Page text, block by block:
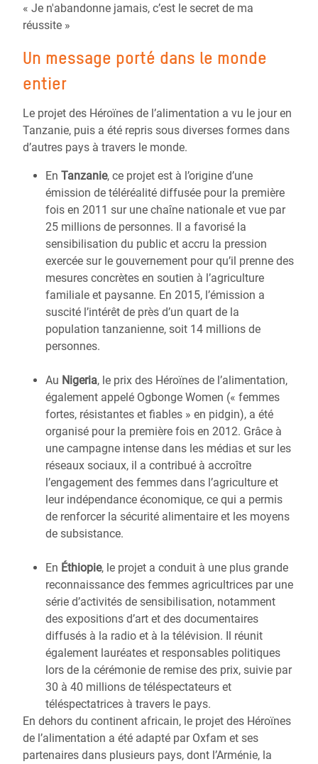
« Je n'abandonne jamais, c’est le secret de ma
réussite »
Un message porté dans le monde
entier
Le projet des Héroïnes de l’alimentation a vu le jour en
Tanzanie, puis a été repris sous diverses formes dans
d’autres pays à travers le monde.
En Tanzanie, ce projet est à l’origine d’une
émission de téléréalité diffusée pour la première
fois en 2011 sur une chaîne nationale et vue par
25 millions de personnes. Il a favorisé la
sensibilisation du public et accru la pression
exercée sur le gouvernement pour qu’il prenne des
mesures concrètes en soutien à l’agriculture
familiale et paysanne. En 2015, l’émission a
suscité l’intérêt de près d’un quart de la
population tanzanienne, soit 14 millions de
personnes.
Au Nigeria, le prix des Héroïnes de l’alimentation,
également appelé Ogbonge Women (« femmes
fortes, résistantes et fiables » en pidgin), a été
organisé pour la première fois en 2012. Grâce à
une campagne intense dans les médias et sur les
réseaux sociaux, il a contribué à accroître
l’engagement des femmes dans l’agriculture et
leur indépendance économique, ce qui a permis
de renforcer la sécurité alimentaire et les moyens
de subsistance.
En Éthiopie, le projet a conduit à une plus grande
reconnaissance des femmes agricultrices par une
série d’activités de sensibilisation, notamment
des expositions d’art et des documentaires
diffusés à la radio et à la télévision. Il réunit
également lauréates et responsables politiques
lors de la cérémonie de remise des prix, suivie par
30 à 40 millions de téléspectateurs et
téléspectatrices à travers le pays.
En dehors du continent africain, le projet des Héroïnes
de l’alimentation a été adapté par Oxfam et ses
partenaires dans plusieurs pays, dont l’Arménie, la